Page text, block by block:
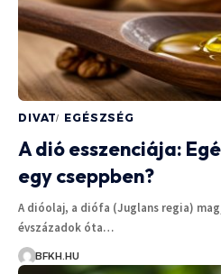
DIVAT EGÉSZSÉG
A dió esszenciája:
egy cseppben?
A dióolaj, a diófa (Juglans regia)
évszázadok óta…
BFKH.HU